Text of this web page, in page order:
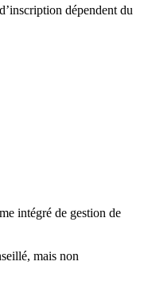
dépendent du
intégré de gestion de
mais non